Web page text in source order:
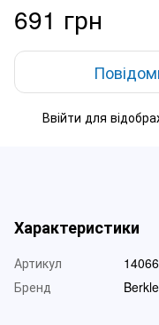
691 грн
Ввійти для
Характеристики
Артикул
Бренд